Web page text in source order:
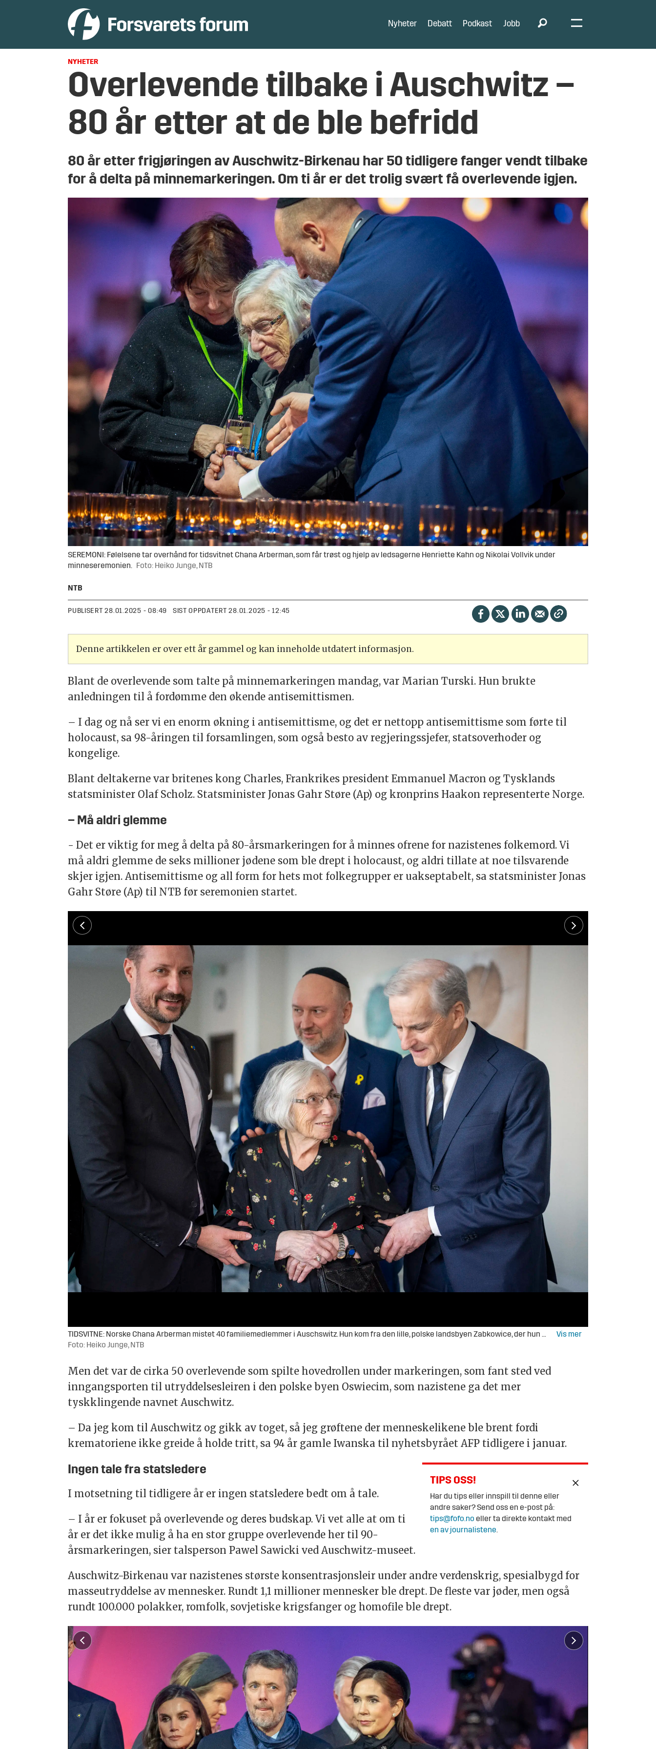
Nyheter Debatt Podkast Jobb
NYHETER
Overlevende tilbake i Auschwitz –
80 år etter at de ble befridd
80 år etter frigjøringen av Auschwitz-Birkenau har 50 tidligere fanger vendt tilbake
for å delta på minnemarkeringen. Om ti år er det trolig svært få overlevende igjen.
SEREMONI: Følelsene tar overhånd for tidsvitnet Chana Arberman, som får trøst og hjelp av ledsagerne Henriette Kahn og Nikolai Vollvik under
minneseremonien. Foto: Heiko Junge, NTB
NTB
PUBLISERT 28.01.2025 - 08:49 SIST OPPDATERT 28.01.2025 - 12:45
Denne artikkelen er over ett år gammel og kan inneholde utdatert informasjon.
Blant de overlevende som talte på minnemarkeringen mandag, var Marian Turski. Hun brukte
anledningen til å fordømme den økende antisemittismen.
– I dag og nå ser vi en enorm økning i antisemittisme, og det er nettopp antisemittisme som førte til
holocaust, sa 98-åringen til forsamlingen, som også besto av regjeringssjefer, statsoverhoder og
kongelige.
Blant deltakerne var britenes kong Charles, Frankrikes president Emmanuel Macron og Tysklands
statsminister Olaf Scholz. Statsminister Jonas Gahr Støre (Ap) og kronprins Haakon representerte Norge.
– Må aldri glemme
- Det er viktig for meg å delta på 80-årsmarkeringen for å minnes ofrene for nazistenes folkemord. Vi
må aldri glemme de seks millioner jødene som ble drept i holocaust, og aldri tillate at noe tilsvarende
skjer igjen. Antisemittisme og all form for hets mot folkegrupper er uakseptabelt, sa statsminister Jonas
Gahr Støre (Ap) til NTB før seremonien startet.
TIDSVITNE: Norske Chana Arberman mistet 40 familiemedlemmer i Auschswitz. Hun kom fra den lille, polske landsbyen Zabkowice, der hun vokste opp sammen med mor, far og 4 søsken. Alle jødene, rundt 300 ble etter hvert sendt til Auschswitz. Bare 20 overlevde. Mandag møtte hun kronprins Haakon og statsminister Jonas Gahr Støre til lunsj.
Foto: Heiko Junge, NTB
Men det var de cirka 50 overlevende som spilte hovedrollen under markeringen, som fant sted ved
inngangsporten til utryddelsesleiren i den polske byen Oswiecim, som nazistene ga det mer
tyskklingende navnet Auschwitz.
– Da jeg kom til Auschwitz og gikk av toget, så jeg grøftene der menneskelikene ble brent fordi
krematoriene ikke greide å holde tritt, sa 94 år gamle Iwanska til nyhetsbyrået AFP tidligere i januar.
TIPS OSS!
Har du tips eller innspill til denne eller
andre saker? Send oss en e-post på:
tips@fofo.no eller ta direkte kontakt med
en av journalistene.
Ingen tale fra statsledere
I motsetning til tidligere år er ingen statsledere bedt om å tale.
– I år er fokuset på overlevende og deres budskap. Vi vet alle at om ti
år er det ikke mulig å ha en stor gruppe overlevende her til 90-
årsmarkeringen, sier talsperson Pawel Sawicki ved Auschwitz-museet.
Auschwitz-Birkenau var nazistenes største konsentrasjonsleir under andre verdenskrig, spesialbygd for
masseutryddelse av mennesker. Rundt 1,1 millioner mennesker ble drept. De fleste var jøder, men også
rundt 100.000 polakker, romfolk, sovjetiske krigsfanger og homofile ble drept.